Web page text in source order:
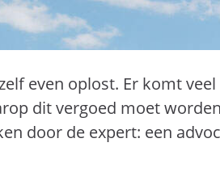
even oplost. Er komt
dit vergoed moet
door de expert: een